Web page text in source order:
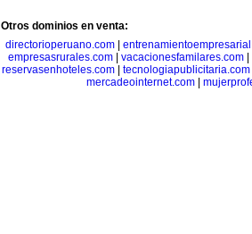
Otros dominios en venta:
directorioperuano.com|
empresasrurales.com| vacacionesfamilares.com|
reservasenhoteles.com
tecnologiapublicitaria.com
mercadeointernet.com|